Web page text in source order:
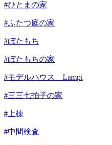
#ひとまの家
#ふたつ庭の家
#ぼたもち
#ぼたもちの家
#モデルハウス Lampi
#三三七拍子の家
#上棟
#中間検査